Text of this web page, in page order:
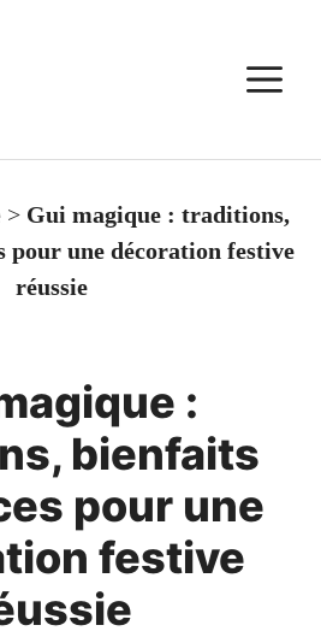
> Gui magique : traditions,
pour une décoration festive
réussie
:
bienfaits
pour une
festive